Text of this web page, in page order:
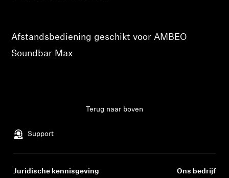
Afstandsbediening geschikt voor AMBEO
Soundbar Max
Support
Terug naar boven
Juridische kennisgeving
Ons bedrijf
artikelen te bekijken.